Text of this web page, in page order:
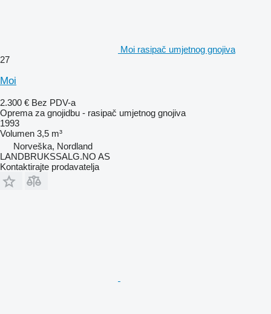
Moi rasipač umjetnog gnojiva
27
Moi
2.300 € Bez PDV-a
Oprema za gnojidbu - rasipač umjetnog gnojiva
1993
Volumen 3,5 m³
Norveška, Nordland
LANDBRUKSSALG.NO AS
Kontaktirajte prodavatelja